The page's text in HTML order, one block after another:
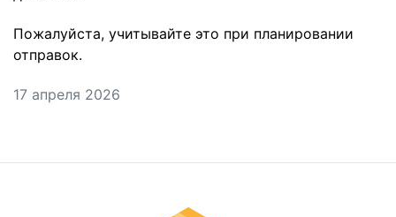
Пожалуйста, учитывайте это при планировании
отправок.
17 апреля 2026